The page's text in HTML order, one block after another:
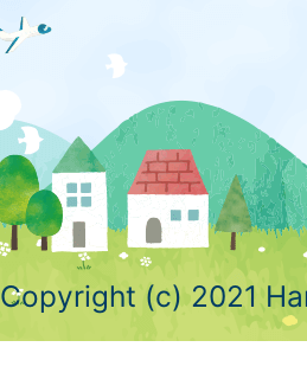
Copyright (c) 2021